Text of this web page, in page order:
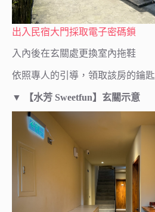
出入民宿大門採取電子密碼鎖
入內後在玄關處更換室內拖鞋
依照專人的引導，領取該房的鑰匙
▼ 【水芳 Sweetfun】玄關示意